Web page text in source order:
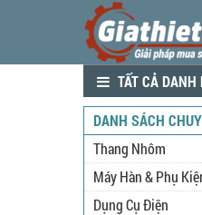
TẤT CẢ DANH
DANH SÁCH
Thang Nhôm
Máy Hàn & Phụ
Dụng Cụ Điện